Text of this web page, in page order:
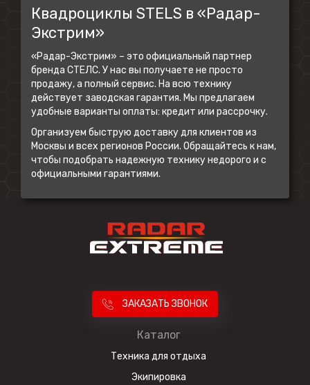
Квадроциклы STELS в «Радар-
Экстрим»
«Радар-Экстрим» – это официальный партнер
бренда СТЕЛС. У нас вы получаете не просто
продажу, а полный сервис. На всю технику
действует заводская гарантия. Мы предлагаем
удобные варианты оплаты: кредит или рассрочку.
Организуем быструю доставку для клиентов из
Москвы и всех регионов России. Обращайтесь к нам,
чтобы подобрать надежную технику недорого и с
официальными гарантиями.
ЗАКАЗАТЬ ЗВОНОК
Каталог
Техника для отдыха
Экипировка